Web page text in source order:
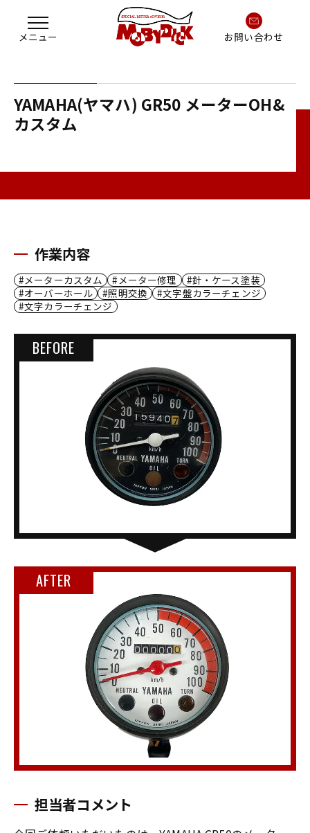
お問い合わせ
YAMAHA(ヤマハ) GR50 メーターOH&
カスタム
作業内容
メーターカスタム メーター修理
針・ケース塗装
オーバーホール
照明交換
文字盤カラーチェンジ
文字カラーチェンジ
担当者コメント